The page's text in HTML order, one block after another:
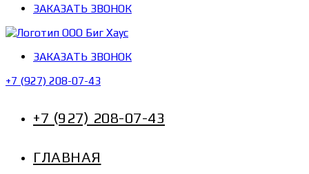
ЗАКАЗАТЬ ЗВОНОК
ЗАКАЗАТЬ ЗВОНОК
+7 (927) 208-07-43
+7 (927) 208-07-43
ГЛАВНАЯ